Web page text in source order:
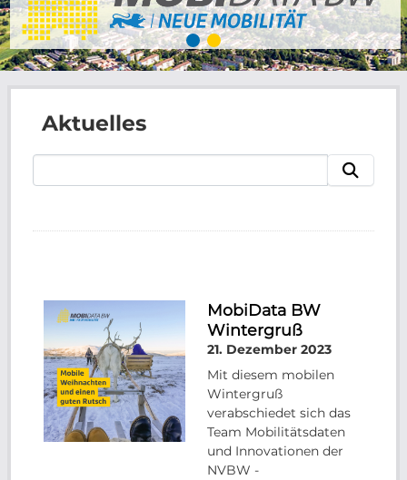
Aktuelles
MobiData BW
Wintergruß
21. Dezember 2023
Mit diesem mobilen
Wintergruß
verabschiedet sich das
Team Mobilitätsdaten
und Innovationen der
NVBW -